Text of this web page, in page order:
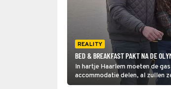
REALITY
BED & BREAKFAST PAKT NA DE
In hartje Haarlem moeten de
accommodatie delen, al zullen
achttiende-eeuws pand is ruim,